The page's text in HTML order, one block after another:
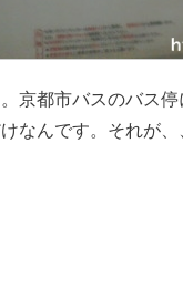
京都市バスのバス
なんです。それが、